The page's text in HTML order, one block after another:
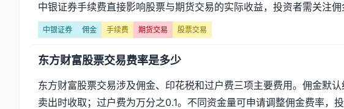
第
页
中银证券手续费直接影响股票与期货交易的实际收益，投资者需关注
中银证券 佣金 手续费 期货交易 股票交易
东方财富股票交易费率是多少
东方财富股票交易涉及佣金、印花税和过户费三项主要费用。佣金默
卖出时收取；过户费为万分之0.1。不同资金量可申请调整佣金费率，